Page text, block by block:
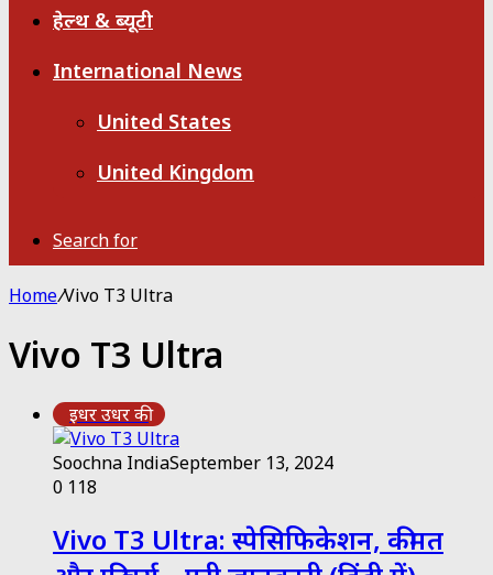
हेल्थ & ब्यूटी
International News
United States
United Kingdom
Search for
Home/Vivo T3 Ultra
Vivo T3 Ultra
इधर उधर की
Soochna IndiaSeptember 13, 2024
0 118
Vivo T3 Ultra: स्पेसिफिकेशन, कीमत